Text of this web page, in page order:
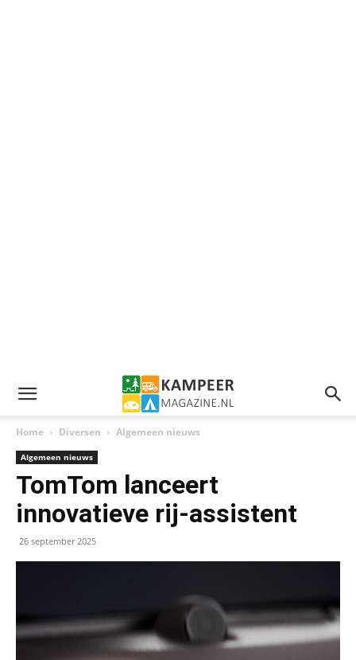
Home Diversen Algemeen nieuws
Algemeen nieuws
TomTom lanceert
innovatieve rij-assistent
26 september 2025